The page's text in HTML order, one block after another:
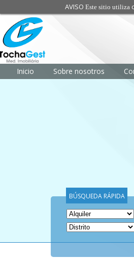
AVISO Este sitio utiliza
Inicio Sobre nosotros
BÚSQUEDA RÁPIDA